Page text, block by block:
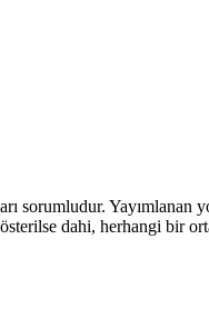
sorumludur.
dahi, herhangi bir